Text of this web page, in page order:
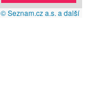
© Seznam.cz a.s. a další